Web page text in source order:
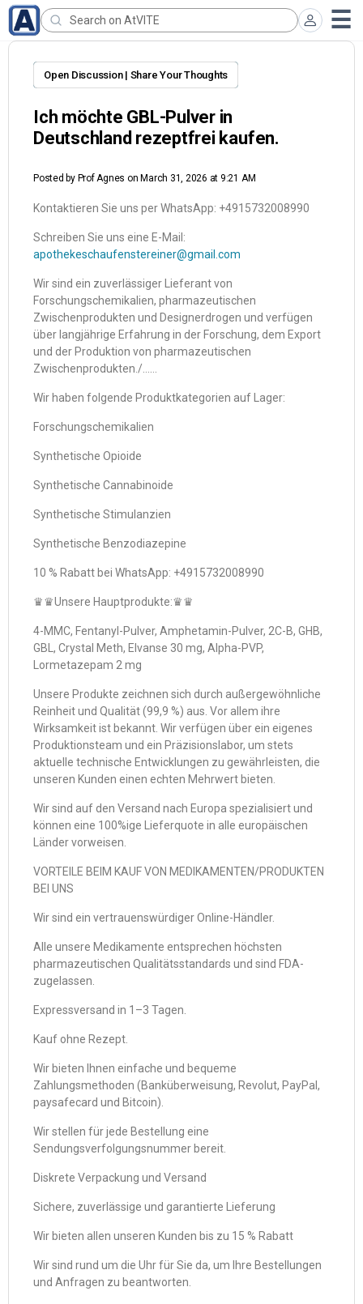
Open Discussion | Share Your Thoughts
Ich möchte GBL-Pulver in
Deutschland rezeptfrei kaufen.
Posted by Prof Agnes on March 31, 2026 at 9:21 AM
Kontaktieren Sie uns per WhatsApp: +4915732008990
Schreiben Sie uns eine E-Mail:
apothekeschaufenstereiner@gmail.com
Wir sind ein zuverlässiger Lieferant von
Forschungschemikalien, pharmazeutischen
Zwischenprodukten und Designerdrogen und verfügen
über langjährige Erfahrung in der Forschung, dem Export
und der Produktion von pharmazeutischen
Zwischenprodukten./……
Wir haben folgende Produktkategorien auf Lager:
Forschungschemikalien
Synthetische Opioide
Synthetische Cannabinoide
Synthetische Stimulanzien
Synthetische Benzodiazepine
10 % Rabatt bei WhatsApp: +4915732008990
♛♛Unsere Hauptprodukte:♛♛
4-MMC, Fentanyl-Pulver, Amphetamin-Pulver, 2C-B, GHB,
GBL, Crystal Meth, Elvanse 30 mg, Alpha-PVP,
Lormetazepam 2 mg
Unsere Produkte zeichnen sich durch außergewöhnliche
Reinheit und Qualität (99,9 %) aus. Vor allem ihre
Wirksamkeit ist bekannt. Wir verfügen über ein eigenes
Produktionsteam und ein Präzisionslabor, um stets
aktuelle technische Entwicklungen zu gewährleisten, die
unseren Kunden einen echten Mehrwert bieten.
Wir sind auf den Versand nach Europa spezialisiert und
können eine 100%ige Lieferquote in alle europäischen
Länder vorweisen.
VORTEILE BEIM KAUF VON MEDIKAMENTEN/PRODUKTEN
BEI UNS
Wir sind ein vertrauenswürdiger Online-Händler.
Alle unsere Medikamente entsprechen höchsten
pharmazeutischen Qualitätsstandards und sind FDA-
zugelassen.
Expressversand in 1–3 Tagen.
Kauf ohne Rezept.
Wir bieten Ihnen einfache und bequeme
Zahlungsmethoden (Banküberweisung, Revolut, PayPal,
paysafecard und Bitcoin).
Wir stellen für jede Bestellung eine
Sendungsverfolgungsnummer bereit.
Diskrete Verpackung und Versand
Sichere, zuverlässige und garantierte Lieferung
Wir bieten allen unseren Kunden bis zu 15 % Rabatt
Wir sind rund um die Uhr für Sie da, um Ihre Bestellungen
und Anfragen zu beantworten.